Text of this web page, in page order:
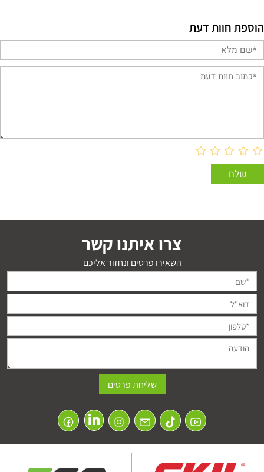
הוספת חוות דעת
צרו איתנו קשר
השאירו פרטים ונחזור אליכם